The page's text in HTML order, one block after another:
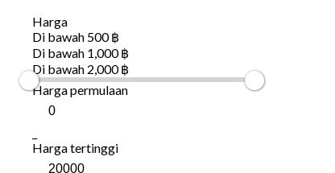
Harga
Di bawah 500 ฿
Di bawah 1,000 ฿
Di bawah 2,000 ฿
Harga permulaan
Harga tertinggi